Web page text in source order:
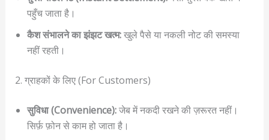
पहुँच जाता है।
कैश संभालने का झंझट खत्म:खुले पैसे या नकली नोट की समस्या
नहीं रहती।
2. ग्राहकों के लिए (For Customers)
सुविधा (Convenience):जेब में नकदी रखने की ज़रूरत नहीं।
सिर्फ़ फ़ोन से काम हो जाता है।